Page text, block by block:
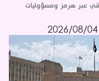
عبر هرمز ومسؤوليات
2026/08/04